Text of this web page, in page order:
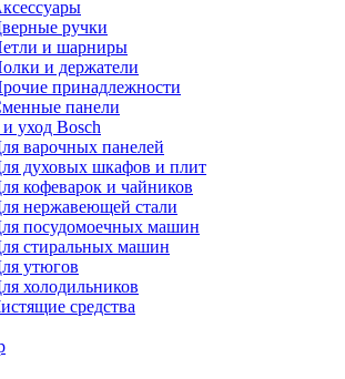
ручки
и шарниры
и держатели
принадлежности
панели
уход Bosch
варочных панелей
духовых шкафов и плит
кофеварок и чайников
нержавеющей стали
посудомоечных машин
стиральных машин
утюгов
холодильников
средства